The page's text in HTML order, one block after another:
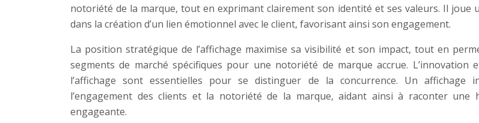
notoriété de la marque, tout en exprimant clairement son identité et ses valeurs. Il joue
dans la création d’un lien émotionnel avec le client, favorisant ainsi son engagement.
La position stratégique de l’affichage maximise sa visibilité et son impact, tout en
segments de marché spécifiques pour une notoriété de marque accrue. L’innovation
l’affichage sont essentielles pour se distinguer de la concurrence. Un affichage
l’engagement des clients et la notoriété de la marque, aidant ainsi à raconter une
engageante.